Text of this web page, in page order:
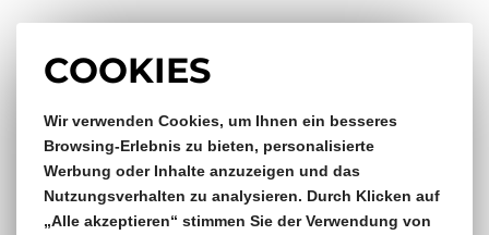
COOKIES
Wir verwenden Cookies, um Ihnen ein besseres
Browsing-Erlebnis zu bieten, personalisierte
Werbung oder Inhalte anzuzeigen und das
Nutzungsverhalten zu analysieren. Durch Klicken auf
„Alle akzeptieren“ stimmen Sie der Verwendung von
Gratis Versand & Rückversand
ab €150,- Bestellwert